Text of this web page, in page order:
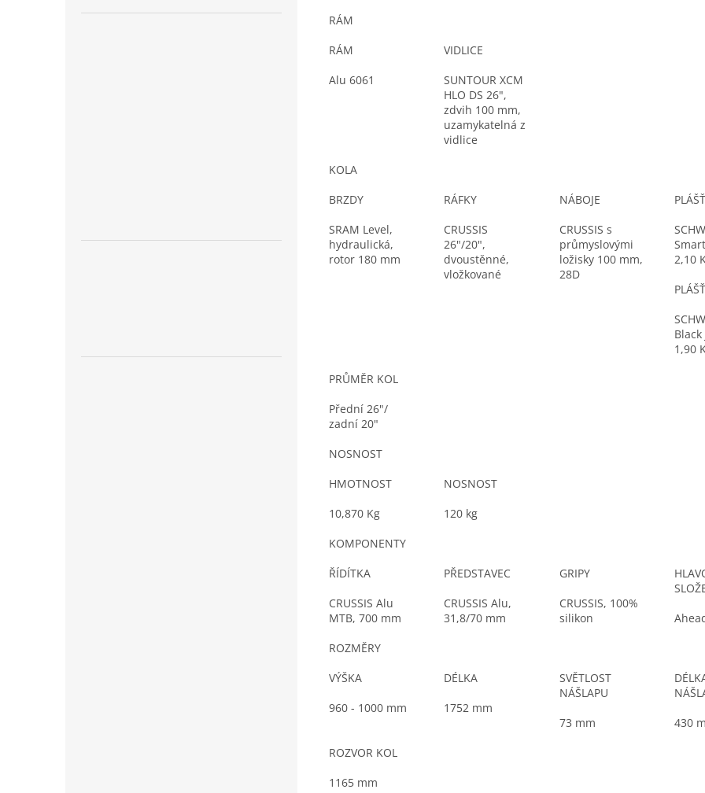
RÁM
RÁM
Alu 6061
VIDLICE
SUNTOUR XCM
HLO DS 26",
zdvih 100 mm,
uzamykatelná z
vidlice
KOLA
BRZDY
SRAM Level,
hydraulická,
rotor 180 mm
RÁFKY
CRUSSIS
26"/20",
dvoustěnné,
vložkované
NÁBOJE
CRUSSIS s
průmyslovými
ložisky 100 mm,
28D
2,10
Black
1,90
PRŮMĚR KOL
Přední 26"/
zadní 20"
NOSNOST
HMOTNOST
10,870 Kg
NOSNOST
120 kg
KOMPONENTY
ŘÍDÍTKA
CRUSSIS Alu
MTB, 700 mm
PŘEDSTAVEC
CRUSSIS Alu,
31,8/70 mm
GRIPY
CRUSSIS, 100%
silikon
ROZMĚRY
VÝŠKA
960 - 1000 mm
DÉLKA
1752 mm
SVĚTLOST
NÁŠLAPU
73 mm
430
ROZVOR KOL
1165 mm